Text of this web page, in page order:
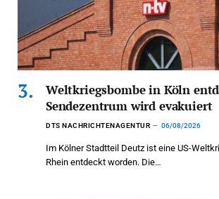
Weltkriegsbombe in Köln
Sendezentrum wird evakuiert
DTS NACHRICHTENAGENTUR 06/08/2026
Im Kölner Stadtteil Deutz ist eine US-
Rhein entdeckt worden. Die…